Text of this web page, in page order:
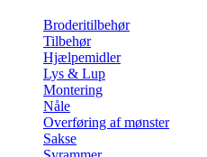
Broderitilbehør
Tilbehør
Hjælpemidler
Lys & Lup
Montering
Nåle
Overføring af mønster
Sakse